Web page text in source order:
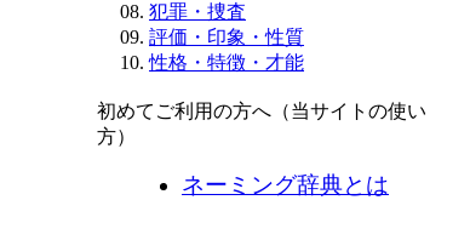
犯罪・捜査
評価・印象・性質
性格・特徴・才能
初めてご利用の方へ（当サイトの使い
方）
ネーミング辞典とは